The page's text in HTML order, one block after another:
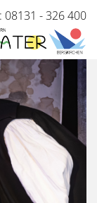
08131 - 326 400